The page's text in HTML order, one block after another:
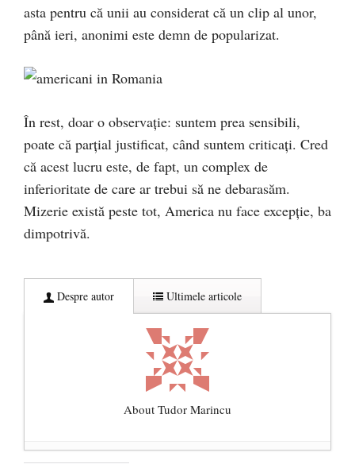
asta pentru că unii au considerat că un clip al unor,
până ieri, anonimi este demn de popularizat.
În rest, doar o observație: suntem prea sensibili,
poate că parțial justificat, când suntem criticați. Cred
că acest lucru este, de fapt, un complex de
inferioritate de care ar trebui să ne debarasăm.
Mizerie există peste tot, America nu face excepție, ba
dimpotrivă.
Despre autor Ultimele articole
About Tudor Marincu